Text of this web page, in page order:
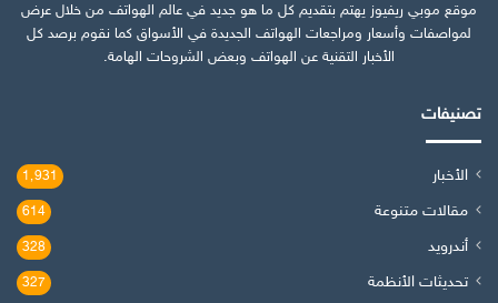
موقع موبي ريفيوز يهتم بتقديم كل ما هو جديد في عالم الهواتف من خلال عرض
لمواصفات وأسعار ومراجعات الهواتف الجديدة في الأسواق كما نقوم برصد كل
الأخبار التقنية عن الهواتف وبعض الشروحات الهامة.
تصنيفات
الأخبار 1٬931
مقالات متنوعة 614
أندرويد 328
تحديثات الأنظمة 327